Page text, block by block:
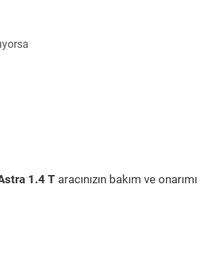
1.4 T aracınızın bakım ve onarımı